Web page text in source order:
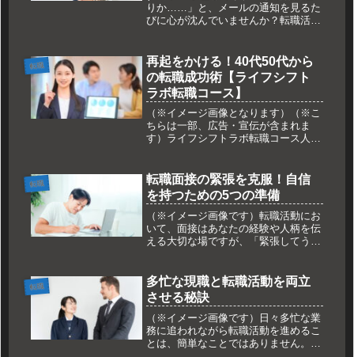
りか……」と、メールの通知を見るた
びに心が沈んでいませんか？転職活動
験する非常に辛い試練です。書類選考
や面接で否定されると、まるで自分の
こ...
転職
再起をかける！40代50代から
の転職成功術【ライフシフト
ラボ転職コース】
（※イメージ画像となります）（※こ
ちらは一部、広告・宣伝が含まれま
す）ライフシフトラボ転職コース人生
フシフトラボ転職コースは、これまで
のキャリアを土台としつつ、変化の
激...
転職
転職面接の緊張を克服！自信
を持つための5つの準備
（※イメージ画像です）転職活動にお
いて、面接はあなたの経験や人柄を伝
える大切な場ですが、「緊張してうま
にでもある自然な感情であり、適切な
対策を講じることで必ず克服できま
す。...
転職
多忙な現職と転職活動を両立
させる秘訣
（※イメージ画像です）日々多忙な業
務に追われながら転職活動を進めるこ
とは、簡単なことではありません。多